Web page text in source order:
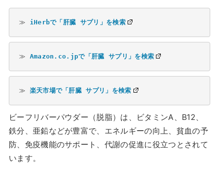
≫ iHerbで「肝臓 サプリ」を検索
≫ Amazon.co.jpで「肝臓 サプリ」を検索
≫ 楽天市場で「肝臓 サプリ」を検索
ビーフリバーパウダー（脱脂）は、ビタミンA、B12、
鉄分、亜鉛などが豊富で、エネルギーの向上、貧血の予
防、免疫機能のサポート、代謝の促進に役立つとされて
います。